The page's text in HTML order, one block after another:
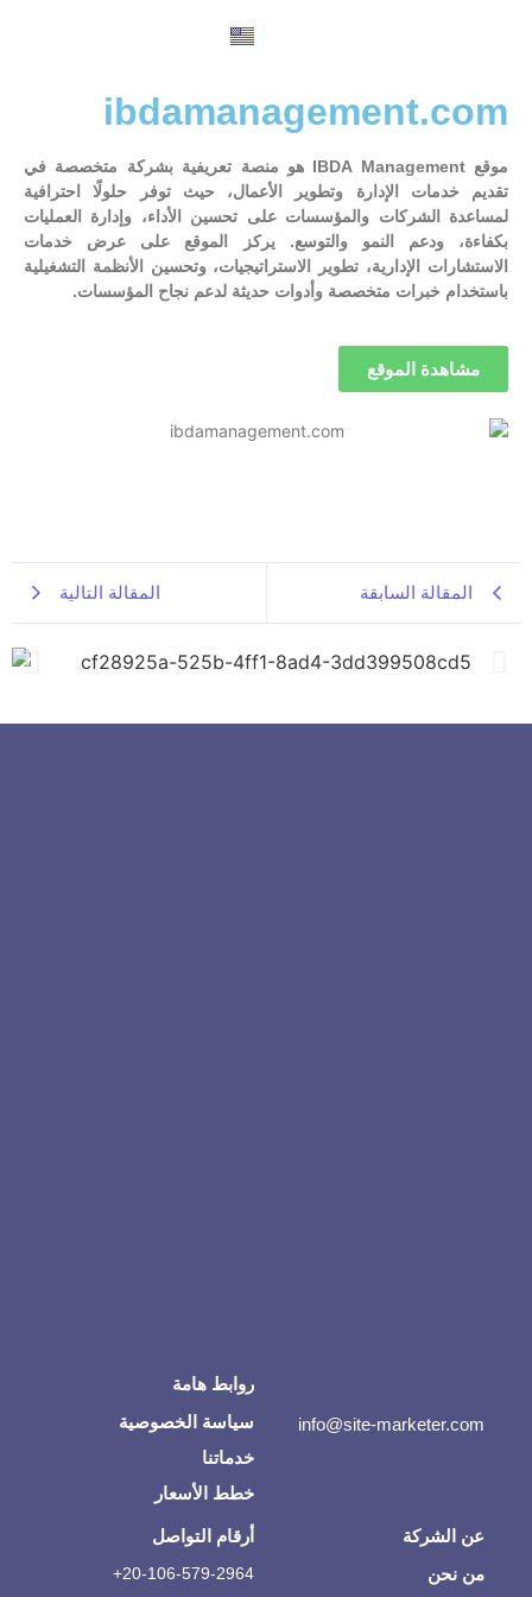
ibdamanagement.com
موقع IBDA Management هو منصة تعريفية بشركة متخصصة في
تقديم خدمات الإدارة وتطوير الأعمال، حيث توفر حلولًا احترافية
لمساعدة الشركات والمؤسسات على تحسين الأداء، وإدارة العمليات
بكفاءة، ودعم النمو والتوسع. يركز الموقع على عرض خدمات
الاستشارات الإدارية، تطوير الاستراتيجيات، وتحسين الأنظمة التشغيلية
باستخدام خبرات متخصصة وأدوات حديثة لدعم نجاح المؤسسات.
مشاهدة الموقع
المقالة السابقة المقالة التالية
info@site-marketer.com
روابط هامة
سياسة الخصوصية
خدماتنا
خطط الأسعار
عن الشركة
من نحن
أرقام التواصل
20-106-579-2964+